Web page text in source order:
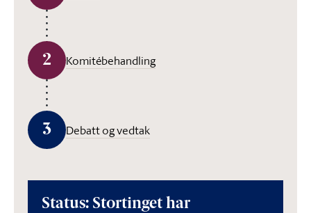
2 Komitébehandling
3 Debatt og vedtak
Status: Stortinget har